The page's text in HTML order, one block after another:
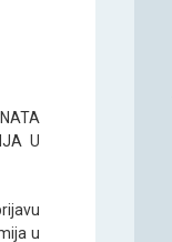
U
u